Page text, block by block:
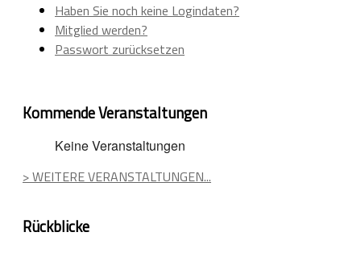
Haben Sie noch keine Logindaten?
Mitglied werden?
Passwort zurücksetzen
Kommende Veranstaltungen
Keine Veranstaltungen
> WEITERE VERANSTALTUNGEN...
Rückblicke